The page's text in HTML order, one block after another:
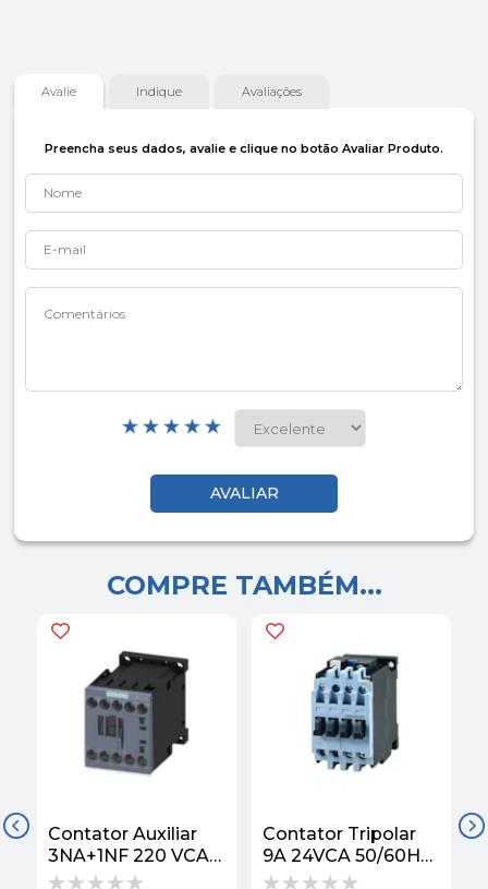
Avalie Indique Avaliações
Preencha seus dados, avalie e clique no botão Avaliar Produto.
COMPRE TAMBÉM...
Contator Auxiliar
3NA+1NF 220 VCA
50/60HZ
Contator Tripolar
9A 24VCA 50/60HZ
1NA C Bloc